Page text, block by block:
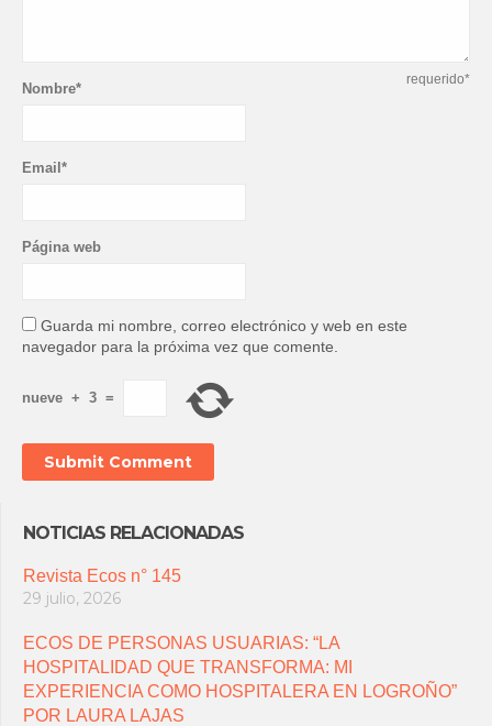
requerido*
Nombre*
Email*
Página web
Guarda mi nombre, correo electrónico y web en este
navegador para la próxima vez que comente.
nueve + 3 =
NOTICIAS RELACIONADAS
Revista Ecos n° 145
29 julio, 2026
ECOS DE PERSONAS USUARIAS: “LA
HOSPITALIDAD QUE TRANSFORMA: MI
EXPERIENCIA COMO HOSPITALERA EN LOGROÑO”
POR LAURA LAJAS